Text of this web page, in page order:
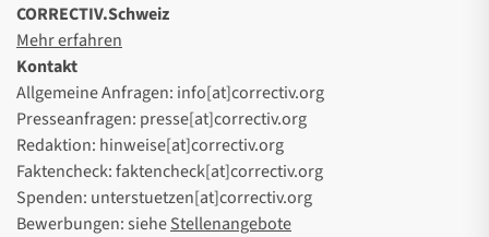
CORRECTIV.Schweiz
Mehr erfahren
Kontakt
Allgemeine Anfragen: info[at]correctiv.org
Presseanfragen: presse[at]correctiv.org
Redaktion: hinweise[at]correctiv.org
Faktencheck: faktencheck[at]correctiv.org
Spenden: unterstuetzen[at]correctiv.org
Bewerbungen: sieheStellenangebote